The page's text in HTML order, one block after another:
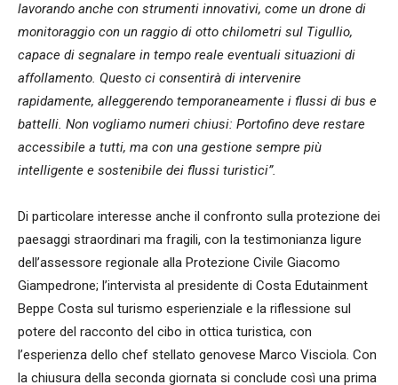
lavorando anche con strumenti innovativi, come un drone di
monitoraggio con un raggio di otto chilometri sul Tigullio,
capace di segnalare in tempo reale eventuali situazioni di
affollamento. Questo ci consentirà di intervenire
rapidamente, alleggerendo temporaneamente i flussi di bus e
battelli. Non vogliamo numeri chiusi: Portofino deve restare
accessibile a tutti, ma con una gestione sempre più
intelligente e sostenibile dei flussi turistici”.
Di particolare interesse anche il confronto sulla protezione dei
paesaggi straordinari ma fragili, con la testimonianza ligure
dell’assessore regionale alla Protezione Civile Giacomo
Giampedrone; l’intervista al presidente di Costa Edutainment
Beppe Costa sul turismo esperienziale e la riflessione sul
potere del racconto del cibo in ottica turistica, con
l’esperienza dello chef stellato genovese Marco Visciola. Con
la chiusura della seconda giornata si conclude così una prima